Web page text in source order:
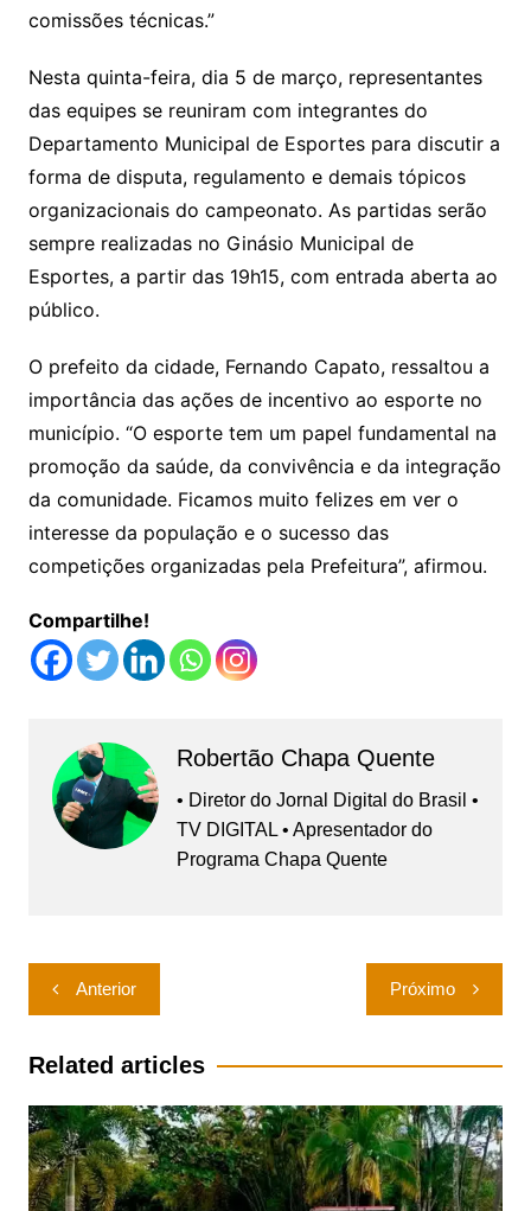
comissões técnicas.”
Nesta quinta-feira, dia 5 de março, representantes
das equipes se reuniram com integrantes do
Departamento Municipal de Esportes para discutir a
forma de disputa, regulamento e demais tópicos
organizacionais do campeonato. As partidas serão
sempre realizadas no Ginásio Municipal de
Esportes, a partir das 19h15, com entrada aberta ao
público.
O prefeito da cidade, Fernando Capato, ressaltou a
importância das ações de incentivo ao esporte no
município. “O esporte tem um papel fundamental na
promoção da saúde, da convivência e da integração
da comunidade. Ficamos muito felizes em ver o
interesse da população e o sucesso das
competições organizadas pela Prefeitura”, afirmou.
Compartilhe!
Robertão Chapa Quente
• Diretor do Jornal Digital do Brasil •
TV DIGITAL • Apresentador do
Programa Chapa Quente
Navegação
de
Post
Anterior Próximo
Related articles